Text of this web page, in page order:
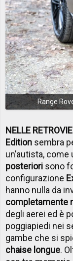
Range
NELLE RETROVIE
Edition sembra
un’autista,
posteriori sono
configurazione
hanno nulla da
completamente
degli aerei ed è
poggiapiedi nei
gambe che si
chaise longue.